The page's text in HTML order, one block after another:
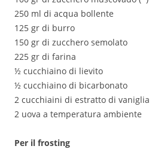
250 ml di acqua bollente
125 gr di burro
150 gr di zucchero semolato
225 gr di farina
½ cucchiaino di lievito
½ cucchiaino di bicarbonato
2 cucchiaini di estratto di vaniglia
2 uova a temperatura ambiente
Per il frosting